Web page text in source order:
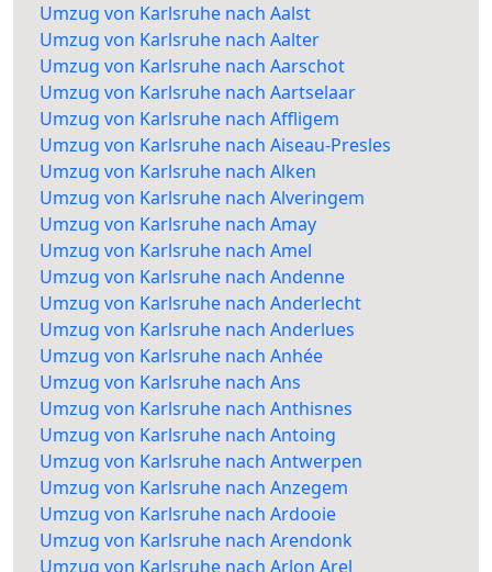
Umzug von Karlsruhe nach Aalst
Umzug von Karlsruhe nach Aalter
Umzug von Karlsruhe nach Aarschot
Umzug von Karlsruhe nach Aartselaar
Umzug von Karlsruhe nach Affligem
Umzug von Karlsruhe nach Aiseau-Presles
Umzug von Karlsruhe nach Alken
Umzug von Karlsruhe nach Alveringem
Umzug von Karlsruhe nach Amay
Umzug von Karlsruhe nach Amel
Umzug von Karlsruhe nach Andenne
Umzug von Karlsruhe nach Anderlecht
Umzug von Karlsruhe nach Anderlues
Umzug von Karlsruhe nach Anhée
Umzug von Karlsruhe nach Ans
Umzug von Karlsruhe nach Anthisnes
Umzug von Karlsruhe nach Antoing
Umzug von Karlsruhe nach Antwerpen
Umzug von Karlsruhe nach Anzegem
Umzug von Karlsruhe nach Ardooie
Umzug von Karlsruhe nach Arendonk
Umzug von Karlsruhe nach Arlon Arel